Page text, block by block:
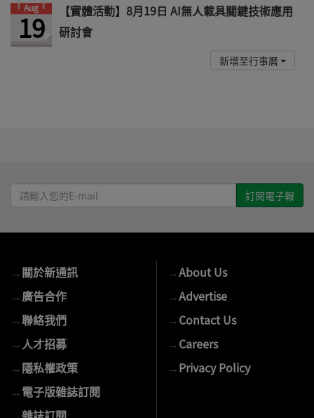
Aug
19
【實體活動】8月19日 AI無人載具關鍵技術應用
研討會
新增至行事曆
請
輸
E-
mail
→關於新通訊
→廣告合作
→聯絡我們
→ 人才招募
→隱私權政策
→電子版雜誌訂閱
→About Us
→Advertise
→Contact Us
→Careers
→Privacy Policy